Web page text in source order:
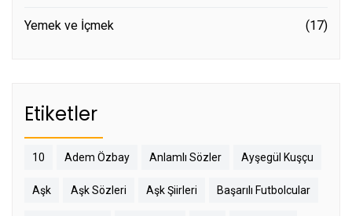
Yemek ve İçmek (17)
Etiketler
10 Adem Özbay Anlamlı Sözler Ayşegül Kuşçu
Aşk Aşk Sözleri Aşk Şiirleri Başarılı Futbolcular